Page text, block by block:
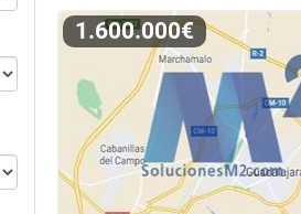
1.600.000€